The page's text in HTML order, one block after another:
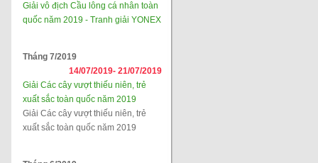
Giải vô địch Cầu lông cá nhân toàn
quốc năm 2019 - Tranh giải YONEX
Tháng 7/2019
14/07/2019- 21/07/2019
Giải Các cây vượt thiếu niên, trẻ
xuất sắc toàn quốc năm 2019
Giải Các cây vượt thiếu niên, trẻ
xuất sắc toàn quốc năm 2019